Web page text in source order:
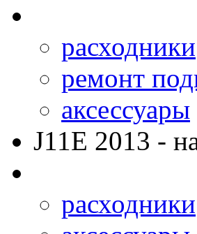
расходники
ремонт
аксессуары
J11E 2013 -
расходники